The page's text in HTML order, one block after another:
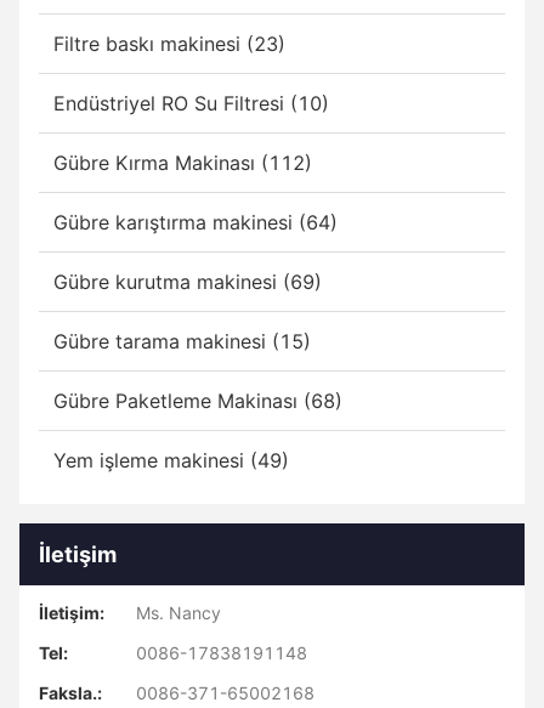
Filtre baskı makinesi (23)
Endüstriyel RO Su Filtresi (10)
Gübre Kırma Makinası (112)
Gübre karıştırma makinesi (64)
Gübre kurutma makinesi (69)
Gübre tarama makinesi (15)
Gübre Paketleme Makinası (68)
Yem işleme makinesi (49)
İletişim
İletişim:
Ms. Nancy
Tel:
0086-17838191148
Faksla.:
0086-371-65002168